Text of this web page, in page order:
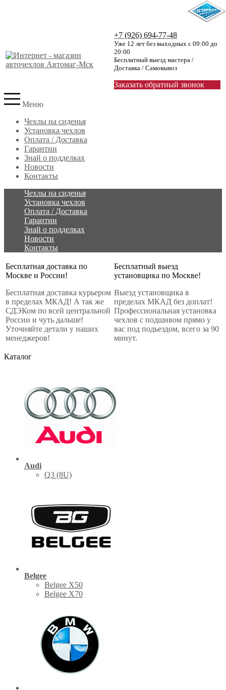
+7 (926) 694-77-48
Уже 12 лет без выходных с 09:00 до
20:00
Бесплатный выезд мастера /
Доставка / Самовывоз
Заказать обратный звонок
Меню
Чехлы на сиденья
Установка чехлов
Оплата / Доставка
Гарантии
Знай о подделках
Новости
Контакты
Чехлы на сиденья
Установка чехлов
Оплата / Доставка
Гарантии
Знай о подделках
Новости
Контакты
Бесплатная доставка по
Москве и России!
Бесплатная доставка курьером
в пределах МКАД! А так же
СДЭКом по всей центральной
России и чуть дальше!
Уточняйте детали у наших
менеджеров!
Бесплатный выезд
установщика по Москве!
Выезд установщика в
пределах МКАД без доплат!
Профессиональная установка
чехлов с подшивом прямо у
вас под подьездом, всего за 90
минут.
Каталог
Audi
Q3 (8U)
Belgee
Belgee X50
Belgee X70